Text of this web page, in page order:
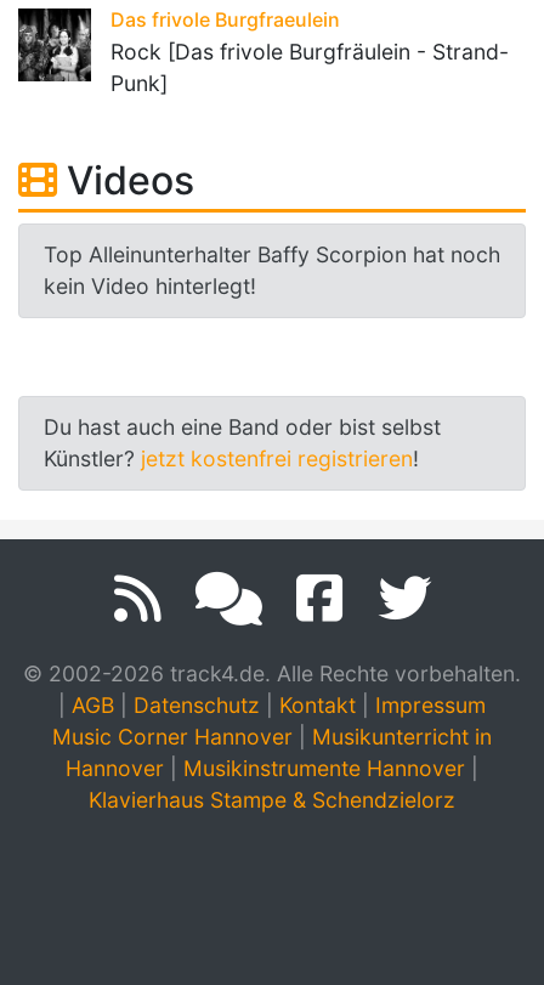
Das frivole Burgfraeulein
Rock [Das frivole Burgfräulein - Strand-
Punk]
Videos
Top Alleinunterhalter Baffy Scorpion hat noch
kein Video hinterlegt!
Du hast auch eine Band oder bist selbst
Künstler? jetzt kostenfrei registrieren!
© 2002-2026 track4.de. Alle Rechte vorbehalten.
AGB Datenschutz Kontakt
Impressum
Music Corner Hannover
Musikunterricht in
Hannover
Musikinstrumente Hannover
Klavierhaus Stampe & Schendzielorz